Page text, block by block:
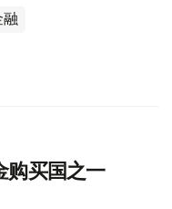
融
购买国之一